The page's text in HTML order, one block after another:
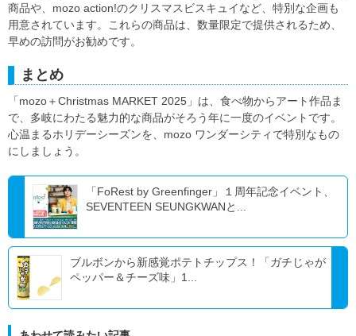
商品や、mozo action!のクリスマスビスキュイなど、特別な企画も
用意されています。これらの商品は、数量限定で提供されるため、
早めの訪問がお勧めです。
まとめ
「mozo＋Christmas MARKET 2025」は、食べ物からアート作品ま
で、多岐にわたる魅力的な商品がそろう年に一度のイベントです。
心温まるホリデーシーズンを、mozo ワンダーシティで特別なもの
にしましょう。
「FoRest by Greenfinger」１周年記念イベント、
SEVENTEEN SEUNGKWANと...
ブルボンから新感覚ポテトチップス！「ガチじゃが
ペッパー＆チーズ味」1...